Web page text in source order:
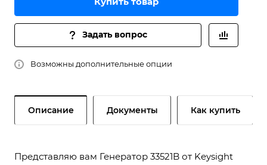
Задать вопрос
Возможны дополнительные опции
Описание Документы Как купить
Представляю вам Генератор 33521B от Keysight